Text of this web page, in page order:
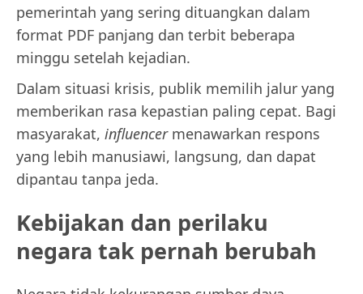
pemerintah yang sering dituangkan dalam
format PDF panjang dan terbit beberapa
minggu setelah kejadian.
Dalam situasi krisis, publik memilih jalur yang
memberikan rasa kepastian paling cepat. Bagi
masyarakat, influencermenawarkan respons
yang lebih manusiawi, langsung, dan dapat
dipantau tanpa jeda.
Kebijakan dan perilaku
negara tak pernah berubah